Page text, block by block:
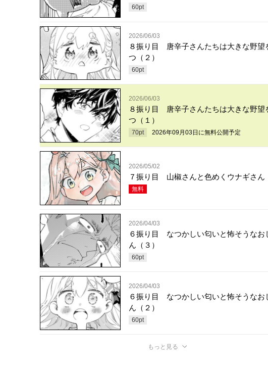
60pt
2026/06/03
８振り目 唐辛子さんたちは大きな野望
つ（２）
60pt
2026/06/03
８振り目 唐辛子さんたちは大きな野望
つ（１）
70pt 2026年09月03日 に無料公開予定
2026/05/02
７振り目 山椒さんと色めくウナギさん
無料
2026/04/03
６振り目 なつかしい匂いと怖そうなお
ん（３）
60pt
2026/04/03
６振り目 なつかしい匂いと怖そうなお
ん（２）
60pt
もっと見る